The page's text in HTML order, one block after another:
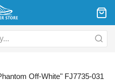
Off-White" FJ7735-031